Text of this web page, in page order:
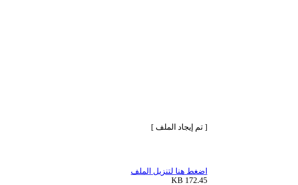
[ تم إيجاد الملف ]
اضغط هنا لتنزيل الملف
172.45 KB